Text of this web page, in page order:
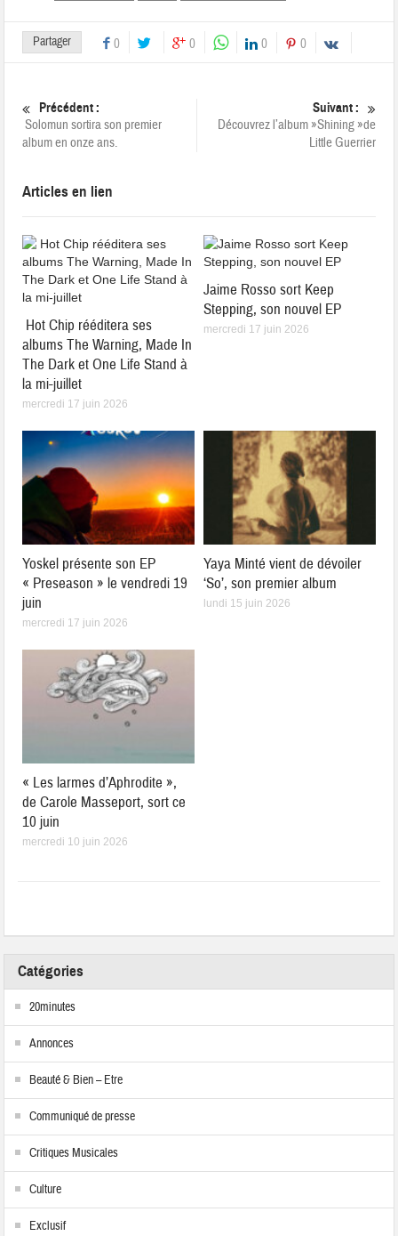
Partager 0 0 0 0
Précédent :
Solomun sortira son premier
album en onze ans.
Suivant :
Découvrez l’album »Shining »de
Little Guerrier
Articles en lien
Hot Chip rééditera ses
albums The Warning, Made In
The Dark et One Life Stand à
la mi-juillet
mercredi 17 juin 2026
Jaime Rosso sort Keep
Stepping, son nouvel EP
mercredi 17 juin 2026
Yoskel présente son EP
« Preseason » le vendredi 19
juin
mercredi 17 juin 2026
Yaya Minté vient de dévoiler
‘So’, son premier album
lundi 15 juin 2026
« Les larmes d’Aphrodite »,
de Carole Masseport, sort ce
10 juin
mercredi 10 juin 2026
Catégories
20minutes
Annonces
Beauté & Bien – Etre
Communiqué de presse
Critiques Musicales
Culture
Exclusif